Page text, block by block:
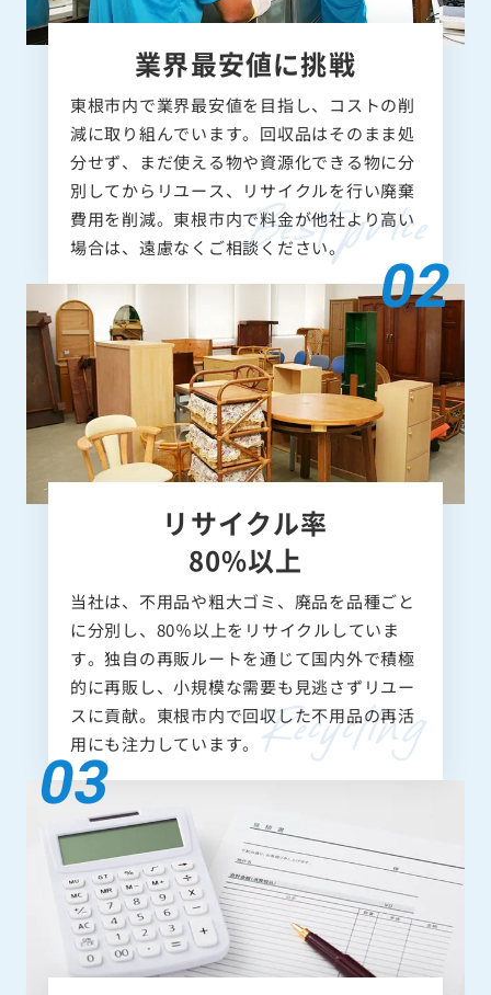
業界最安値に挑戦
東根市内で業界最安値を目指し、コストの削
減に取り組んでいます。回収品はそのまま処
分せず、まだ使える物や資源化できる物に分
別してからリユース、リサイクルを行い廃棄
費用を削減。東根市内で料金が他社より高い
場合は、遠慮なくご相談ください。
リサイクル率
80%以上
当社は、不用品や粗大ゴミ、廃品を品種ごと
に分別し、80％以上をリサイクルしていま
す。独自の再販ルートを通じて国内外で積極
的に再販し、小規模な需要も見逃さずリユー
スに貢献。東根市内で回収した不用品の再活
用にも注力しています。